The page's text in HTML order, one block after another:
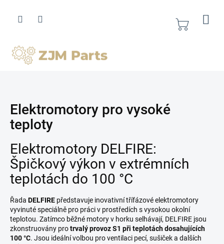
obsah
Nákupní
Elektromotory pro vysoké
teploty
Elektromotory DELFIRE:
Špičkový výkon v extrémních
teplotách do 100 °C
Řada DELFIRE představuje inovativní třífázové elektromotory
vyvinuté speciálně pro práci v prostředích s vysokou okolní
teplotou. Zatímco běžné motory v horku selhávají, DELFIRE jsou
zkonstruovány protrvalý provoz S1 při teplotách dosahujících
100 °C. Jsou ideální volbou pro ventilaci pecí, sušiček a dalších